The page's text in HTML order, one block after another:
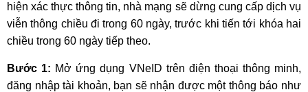
hiện xác thực thông tin, nhà mạng sẽ dừng cung cấp dịch vụ
viễn thông chiều đi trong 60 ngày, trước khi tiến tới khóa hai
chiều trong 60 ngày tiếp theo.
Bước 1: Mở ứng dụng VNeID trên điện thoại thông minh,
đăng nhập tài khoản, bạn sẽ nhận được một thông báo như